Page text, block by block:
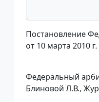
Постановление
от 10 марта 2010
Федеральный
Блиновой Л.В.,